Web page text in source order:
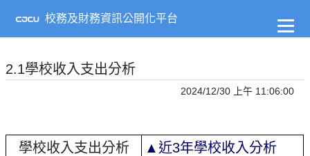
主
容
校務及財務資訊公開化平台
2.1學校收入支出分析
2024/12/30 上午 11:06:00
學校收入支出分析
▲近3年學校收入分析